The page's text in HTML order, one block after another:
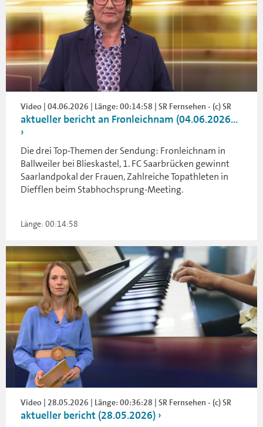
Video | 04.06.2026 | Länge: 00:14:58 | SR Fernsehen - (c) SR
aktueller bericht an Fronleichnam (04.06.2026...
Die drei Top-Themen der Sendung: Fronleichnam in
Ballweiler bei Blieskastel, 1. FC Saarbrücken gewinnt
Saarlandpokal der Frauen, Zahlreiche Topathleten in
Diefflen beim Stabhochsprung-Meeting.
Länge: 00:14:58
Video | 28.05.2026 | Länge: 00:36:28 | SR Fernsehen - (c) SR
aktueller bericht (28.05.2026)